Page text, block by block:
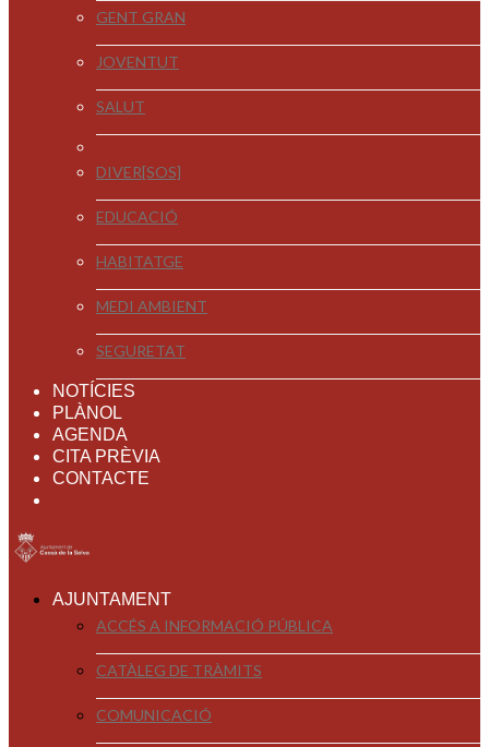
GENT GRAN
JOVENTUT
SALUT
DIVER[SOS]
EDUCACIÓ
HABITATGE
MEDI AMBIENT
SEGURETAT
NOTÍCIES
PLÀNOL
AGENDA
CITA PRÈVIA
CONTACTE
AJUNTAMENT
ACCÉS A INFORMACIÓ PÚBLICA
CATÀLEG DE TRÀMITS
COMUNICACIÓ